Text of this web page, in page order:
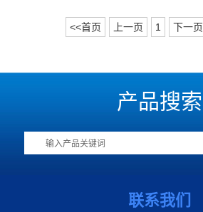
<<首页 上一页 1 下一页
产品搜索
联系我们